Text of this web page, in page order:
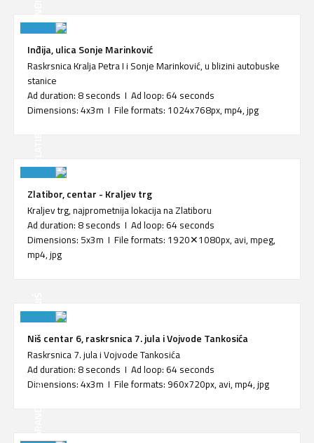
Inđija, ulica Sonje Marinković
Raskrsnica Kralja Petra I i Sonje Marinković, u blizini autobuske
stanice
Ad duration: 8 seconds I Ad loop: 64 seconds
Dimensions: 4x3m I File formats: 1024x768px, mp4, jpg
Zlatibor, centar - Kraljev trg
Kraljev trg, najprometnija lokacija na Zlatiboru
Ad duration: 8 seconds I Ad loop: 64 seconds
Dimensions: 5x3m I File formats: 1920✕1080px, avi, mpeg,
mp4, jpg
Niš centar 6, raskrsnica 7. jula i Vojvode Tankosića
Raskrsnica 7. jula i Vojvode Tankosića
Ad duration: 8 seconds I Ad loop: 64 seconds
Dimensions: 4x3m I File formats: 960x720px, avi, mp4, jpg
ARANĐELOVAC